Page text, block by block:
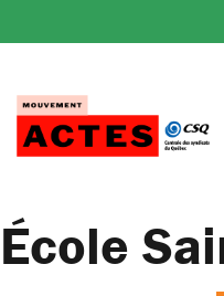
au
École